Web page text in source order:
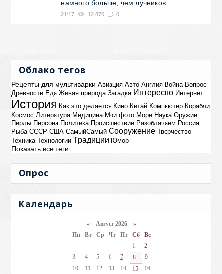
намного больше, чем лучников
21:17 12 870 0
Облако тегов
Рецепты для мультиварки Авиация Авто Англия Война Вопрос
Древности Еда Живая природа Загадка Интересно Интернет
История Как это делается Кино Китай Компьютер Корабли
Космос Литература Медицина Мои фото Море Наука Оружие
Перлы Персона Политика Происшествие Разоблачаем Россия
Рыба СССР США СамыйСамый Сооружение Творчество
Техника Технологии Традиции Юмор
Показать все теги
Опрос
Календарь
«Август 2026 »
Пн
Вт Ср Чт Пт Сб
Вс
1
2
3
4 5 6 7 8
9
10
11 12 13 14 15 16